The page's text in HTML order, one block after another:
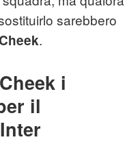
sarebbero
.
i
il